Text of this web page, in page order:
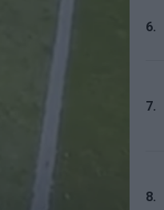
6.
7.
8.